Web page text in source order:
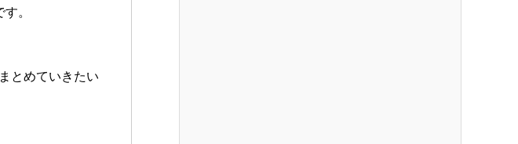
。
とめていきたい